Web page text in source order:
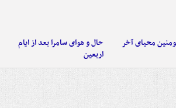
محیای آخر
حال و هوای سامرا بعد از ایام
اربعین